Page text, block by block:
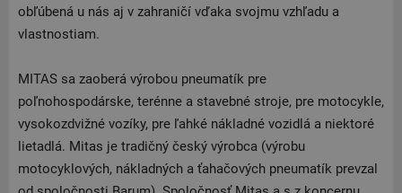
obľúbená u nás aj v zahraničí vďaka svojmu vzhľadu a
vlastnostiam.
MITAS sa zaoberá výrobou pneumatík pre
poľnohospodárske, terénne a stavebné stroje, pre motocykle,
vysokozdvižné vozíky, pre ľahké nákladné vozidlá a niektoré
lietadlá. Mitas je tradičný český výrobca (výrobu
motocyklových, nákladných a ťahačových pneumatík prevzal